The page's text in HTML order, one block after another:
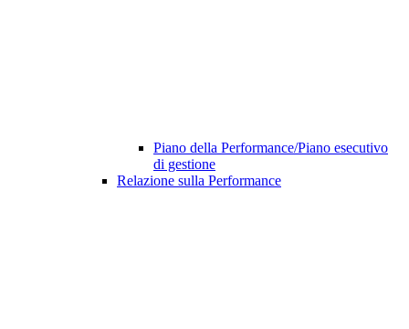
Piano della Performance/Piano esecutivo
di gestione
Relazione sulla Performance